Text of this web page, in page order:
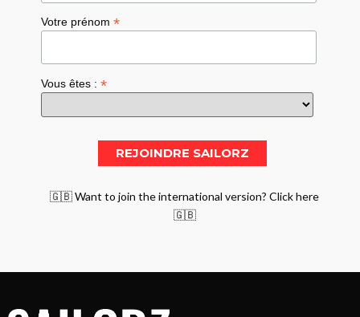
Votre prénom*
Vous êtes :*
🇬🇧 Want to join the international version? Click here
🇬🇧